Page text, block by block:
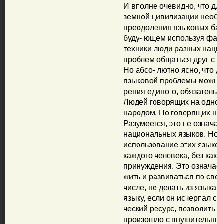
И вполне очевидно, что
земной цивилизации
преодоления языковых
буду- ющем используя
техники люди разных
проблем общаться друг
Но абсо- лютно ясно, что
языковой проблемы
рения единого,
Людей говорящих на
народом. Но говорящих
Разумеется, это не
национальных языков.
использование этих
каждого человека, без
принуждения. Это
жить и развиваться по
числе, не делать из
языку, если он исчерпал
ческий ресурс,
произошло с